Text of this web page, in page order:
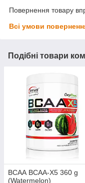
Повернення товару
Всі умови
Подібні товари
ВСАА BCAA-X5 360 g
(Watermelon)